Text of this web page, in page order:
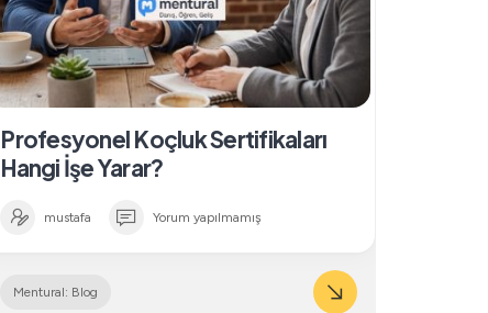
Profesyonel Koçluk Sertifikaları
Hangi İşe Yarar?
mustafa Yorum yapılmamış
Mentural: Blog